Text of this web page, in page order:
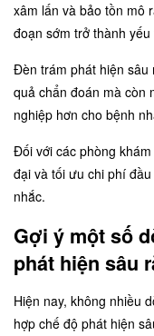
xâm lấn và bảo tồn mô
đoạn sớm trở thành
Đèn trám phát hiện sâu
quả chẩn đoán mà còn
nghiệp hơn cho bệnh
Đối với các phòng
đại và tối ưu chi phí
nhắc.
Gợi ý một số
phát hiện sâu
Hiện nay, không nhiều
hợp chế độ phát hiện